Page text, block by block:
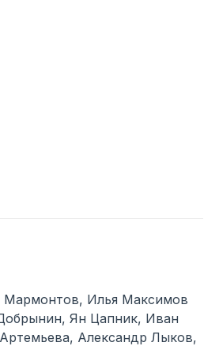
Мармонтов, Илья Максимов
Ян Цапник, Иван
Александр Лыков,